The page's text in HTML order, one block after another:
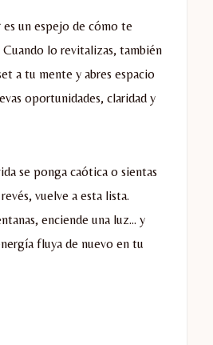
un espejo de cómo te
lo revitalizas, también
a tu mente y abres espacio
oportunidades, claridad y
se ponga caótica o sientas
vuelve a esta lista.
enciende una luz… y
fluya de nuevo en tu